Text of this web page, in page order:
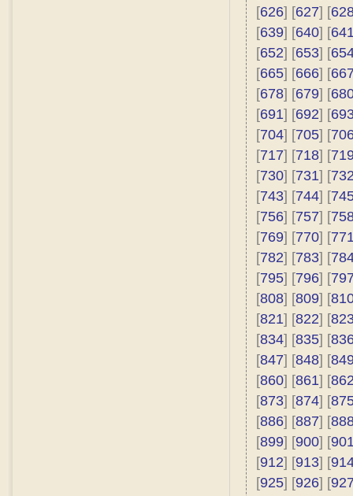
[626] [627] [
[639] [640] [
[652] [653] [
[665] [666] [
[678] [679] [
[691] [692] [
[704] [705] [
[717] [718] [
[730] [731] [
[743] [744] [
[756] [757] [
[769] [770] [
[782] [783] [
[795] [796] [
[808] [809] [
[821] [822] [
[834] [835] [
[847] [848] [
[860] [861] [
[873] [874] [
[886] [887] [
[899] [900] [
[912] [913] [
[925] [926] [